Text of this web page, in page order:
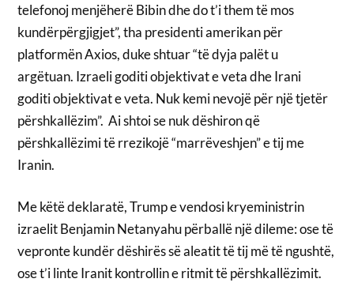
telefonoj menjëherë Bibin dhe do t’i them të mos
kundërpërgjigjet”, tha presidenti amerikan për
platformën Axios, duke shtuar “të dyja palët u
argëtuan. Izraeli goditi objektivat e veta dhe Irani
goditi objektivat e veta. Nuk kemi nevojë për një tjetër
përshkallëzim”. Ai shtoi se nuk dëshiron që
përshkallëzimi të rrezikojë “marrëveshjen” e tij me
Iranin.
Me këtë deklaratë, Trump e vendosi kryeministrin
izraelit Benjamin Netanyahu përballë një dileme: ose të
vepronte kundër dëshirës së aleatit të tij më të ngushtë,
ose t’i linte Iranit kontrollin e ritmit të përshkallëzimit.